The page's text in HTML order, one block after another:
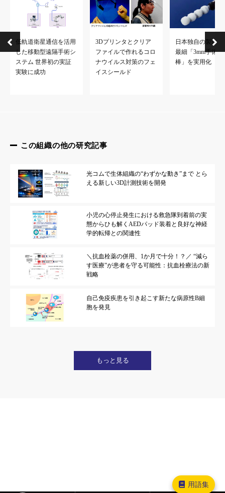
用語集
低軌道衛星通信を活用
した移動型遠隔手術シ
ステム 世界初の実証
実験に成功
3Dプリンタとクリア
ファイルで作れるコロ
ナウイルス対策のフェ
イスシールド
日本独自の製法で
最細「3mm手術用
棒」を実用化
この組織の他の研究記事
光コムで生体組織の“わずかな動き”まで とら
える新しい3D計測技術を開発
小児の心停止発生における救急隊到着前の実
態からひも解くAEDパッド装着と良好な神経
学的転帰との関連性
＼抗血栓薬の併用、1か月で十分！？／ “減ら
す医療”が患者を守る可能性：抗血栓療法の新
戦略
自己免疫疾患を引き起こす新たな病原性B細
胞を発見
もっと見る